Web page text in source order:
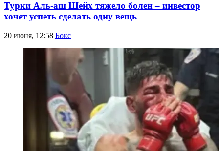
Турки Аль-аш Шейх тяжело болен – инвестор
хочет успеть сделать одну вещь
20 июня, 12:58 Бокс